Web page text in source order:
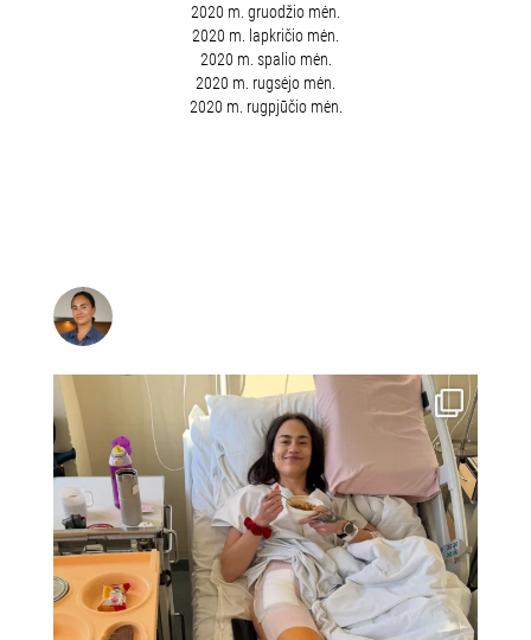
2020 m. gruodžio mėn.
2020 m. lapkričio mėn.
2020 m. spalio mėn.
2020 m. rugsėjo mėn.
2020 m. rugpjūčio mėn.